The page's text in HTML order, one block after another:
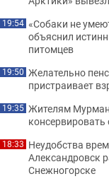
19:54 «Собаки не
объяснил
питомцев
19:50 Желательно
пристраивает
19:35 Жителям
18:33 Неудобства
Александровск
Снежногорске